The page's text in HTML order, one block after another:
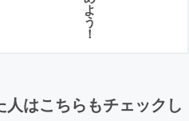
よ
う
！
はこちらもチェックし